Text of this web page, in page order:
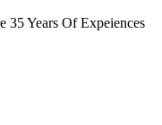
35 Years Of Expeiences